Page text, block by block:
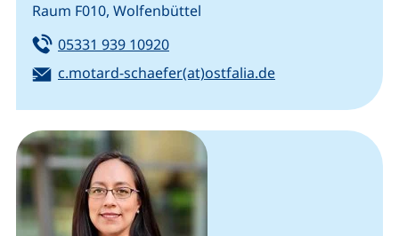
Raum F010, Wolfenbüttel
Tel:
05331 939 10920(startet einen Telefonanruf,
E-Mail:
c.motard-schaefer(at)ostfalia.de(öffnet Ihr E-Mail-